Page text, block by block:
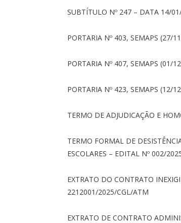
SUBTÍTULO Nº 247 – DATA 14/
PORTARIA Nº 403, SEMAPS (27/
PORTARIA Nº 407, SEMAPS (01/
PORTARIA Nº 423, SEMAPS (12/
TERMO DE ADJUDICAÇÃO E
TERMO FORMAL DE
ESCOLARES – EDITAL Nº 002/
EXTRATO DO CONTRATO
2212001/2025/CGL/ATM
EXTRATO DE CONTRATO